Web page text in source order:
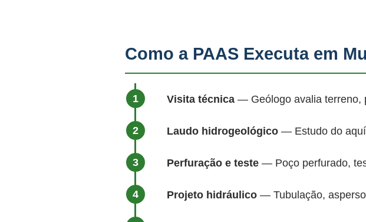
Como a PAAS Executa em
Visita técnica — Geólogo avalia terreno,
Laudo hidrogeológico — Estudo do
Perfuração e teste — Poço perfurado,
Projeto hidráulico — Tubulação,